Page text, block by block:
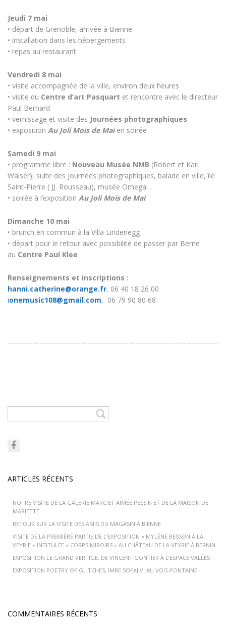
Jeudi 7 mai
• départ de Grenoble, arrivée à Bienne
• installation dans les hébergements
• repas au restaurant
Vendredi 8 mai
• visite accompagnée de la ville, environ deux heures
• visite du Centre d’art Pasquart et rencontre avec le directeur
Paul Bernard
• vernissage et visite des Journées photographiques
• exposition Au Joli Mois de Maien soirée
Samedi 9 mai
• programme libre : Nouveau Musée NMB (Robert et Karl
Walser), suite des Journées photographiques, balade en ville, île
Saint-Pierre ( JJ. Rousseau), musée Omega…
• soirée à l’exposition Au Joli Mois de Mai
Dimanche 10 mai
• brunch en commun à la Villa Lindenegg
• départ pour le retour avec possibilité de passer par Berne
au Centre Paul Klee
Renseignements et inscriptions :
hanni.catherine@orange.fr, 06 40 18 26 00
ionemusic108@gmail.com, 06 79 90 80 68
ARTICLES RÉCENTS
NOTRE VISITE DE LA GALERIE MARC ET AIMÉE PESSIN ET DE LA MAISON DE
MARIETTE
RETOUR SUR LA VISITE DES AMIS DU MAGASIN À BIENNE
VISITE DE LA PREMIÈRE PARTIE DE L’EXPOSITION « MYLÈNE BESSON À LA
VEYRIE » INTITULÉE « CORPS MIROIRS » AU CHÂTEAU DE LA VEYRIE À BERNIN
EXPOSITION LE GRAND VERTIGE, DE VINCENT GONTIER À L’ESPACE VALLÈS
EXPOSITION POETRY OF GLITCHES, IMRE SOFALVI AU VOG-FONTAINE
COMMENTAIRES RÉCENTS